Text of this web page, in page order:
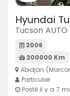
Hyundai
Tucson AUTO
2006
200000 Km
Abidjan
Particulier
Posté il y a 7